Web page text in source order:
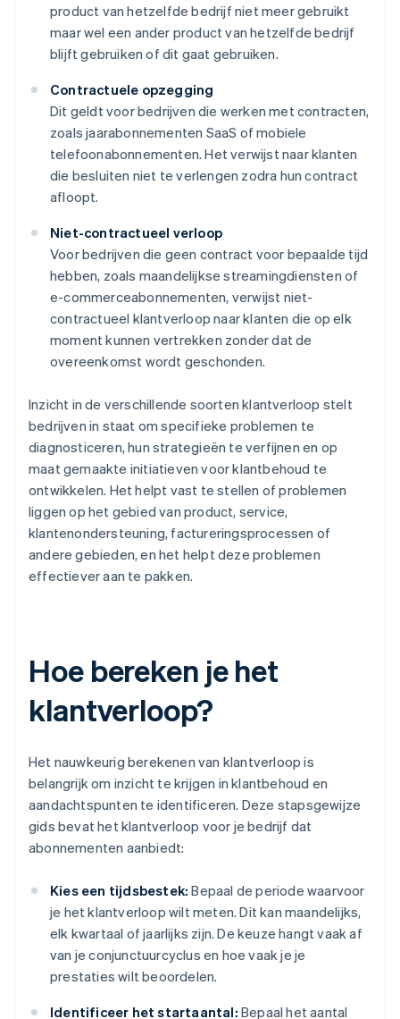
product van hetzelfde bedrijf niet meer gebruikt
maar wel een ander product van hetzelfde bedrijf
blijft gebruiken of dit gaat gebruiken.
Contractuele opzegging
Dit geldt voor bedrijven die werken met contracten,
zoals jaarabonnementen SaaS of mobiele
telefoonabonnementen. Het verwijst naar klanten
die besluiten niet te verlengen zodra hun contract
afloopt.
Niet-contractueel verloop
Voor bedrijven die geen contract voor bepaalde tijd
hebben, zoals maandelijkse streamingdiensten of
e-commerceabonnementen, verwijst niet-
contractueel klantverloop naar klanten die op elk
moment kunnen vertrekken zonder dat de
overeenkomst wordt geschonden.
Inzicht in de verschillende soorten klantverloop stelt
bedrijven in staat om specifieke problemen te
diagnosticeren, hun strategieën te verfijnen en op
maat gemaakte initiatieven voor klantbehoud te
ontwikkelen. Het helpt vast te stellen of problemen
liggen op het gebied van product, service,
klantenondersteuning, factureringsprocessen of
andere gebieden, en het helpt deze problemen
effectiever aan te pakken.
Hoe bereken je het
klantverloop?
Het nauwkeurig berekenen van klantverloop is
belangrijk om inzicht te krijgen in klantbehoud en
aandachtspunten te identificeren. Deze stapsgewijze
gids bevat het klantverloop voor je bedrijf dat
abonnementen aanbiedt:
Kies een tijdsbestek: Bepaal de periode waarvoor
je het klantverloop wilt meten. Dit kan maandelijks,
elk kwartaal of jaarlijks zijn. De keuze hangt vaak af
van je conjunctuurcyclus en hoe vaak je je
prestaties wilt beoordelen.
Identificeer het startaantal: Bepaal het aantal